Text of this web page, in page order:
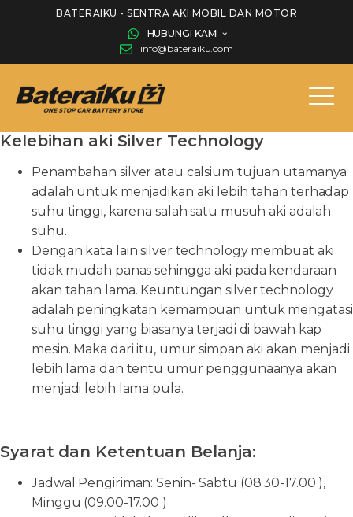
BATERAIKU - SENTRA AKI MOBIL DAN MOTOR
HUBUNGI KAMI
info@bateraiku.com
Kelebihan aki Silver Technology
Penambahan silver atau calsium tujuan utamanya
adalah untuk menjadikan aki lebih tahan terhadap
suhu tinggi, karena salah satu musuh aki adalah
suhu.
Dengan kata lain silver technology membuat aki
tidak mudah panas sehingga aki pada kendaraan
akan tahan lama. Keuntungan silver technology
adalah peningkatan kemampuan untuk mengatasi
suhu tinggi yang biasanya terjadi di bawah kap
mesin. Maka dari itu, umur simpan aki akan menjadi
lebih lama dan tentu umur penggunaanya akan
menjadi lebih lama pula.
Syarat dan Ketentuan Belanja:
Jadwal Pengiriman: Senin- Sabtu (08.30-17.00 ),
Minggu (09.00-17.00 )